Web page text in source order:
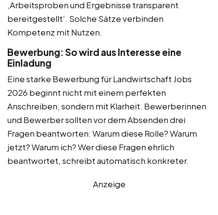
‚Arbeitsproben und Ergebnisse transparent
bereitgestellt‘. Solche Sätze verbinden
Kompetenz mit Nutzen.
Bewerbung: So wird aus Interesse eine
Einladung
Eine starke Bewerbung für Landwirtschaft Jobs
2026 beginnt nicht mit einem perfekten
Anschreiben, sondern mit Klarheit. Bewerberinnen
und Bewerber sollten vor dem Absenden drei
Fragen beantworten: Warum diese Rolle? Warum
jetzt? Warum ich? Wer diese Fragen ehrlich
beantwortet, schreibt automatisch konkreter.
Anzeige